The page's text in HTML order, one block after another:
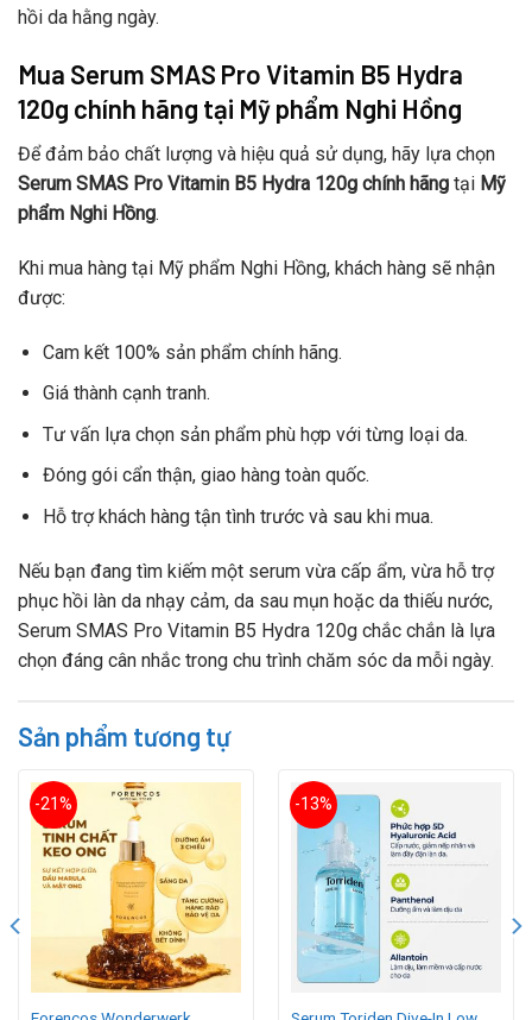
hồi da hằng ngày.
Mua Serum SMAS Pro Vitamin B5 Hydra
120g chính hãng tại Mỹ phẩm Nghi Hồng
Để đảm bảo chất lượng và hiệu quả sử dụng, hãy lựa chọn
Serum SMAS Pro Vitamin B5 Hydra 120g chính hãng tại Mỹ
phẩm Nghi Hồng.
Khi mua hàng tại Mỹ phẩm Nghi Hồng, khách hàng sẽ nhận
được:
Cam kết 100% sản phẩm chính hãng.
Giá thành cạnh tranh.
Tư vấn lựa chọn sản phẩm phù hợp với từng loại da.
Đóng gói cẩn thận, giao hàng toàn quốc.
Hỗ trợ khách hàng tận tình trước và sau khi mua.
Nếu bạn đang tìm kiếm một serum vừa cấp ẩm, vừa hỗ trợ
phục hồi làn da nhạy cảm, da sau mụn hoặc da thiếu nước,
Serum SMAS Pro Vitamin B5 Hydra 120g chắc chắn là lựa
chọn đáng cân nhắc trong chu trình chăm sóc da mỗi ngày.
Sản phẩm tương tự
-21% -13%